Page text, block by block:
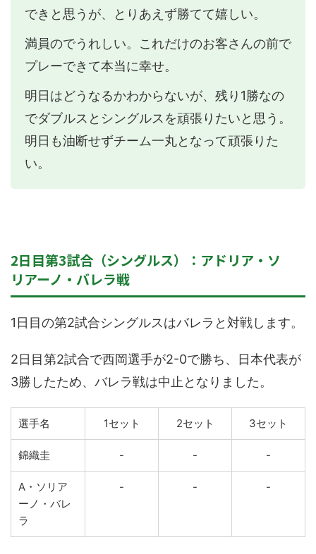
できと思うが、とりあえず勝てて嬉しい。
満員のでうれしい。これだけのお客さんの前で
プレーできて本当に幸せ。
明日はどうなるかわからないが、残り1勝なの
でダブルスとシングルスを頑張りたいと思う。
明日も油断せずチーム一丸となって頑張りた
い。
2日目第3試合（シングルス）：アドリア・ソ
リアーノ・バレラ戦
1日目の第2試合シングルスはバレラと対戦します。
2日目第2試合で西岡選手が2-0で勝ち、日本代表が
3勝したため、バレラ戦は中止となりました。
選手名 1セット 2セット 3セット
錦織圭 - - -
A・ソリア
ーノ・バレ
ラ
- - -